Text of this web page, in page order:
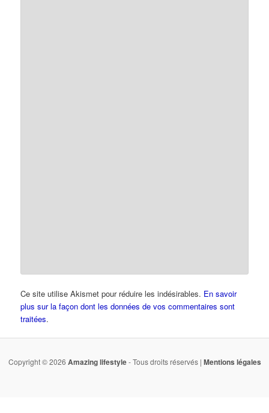
Ce site utilise Akismet pour réduire les indésirables. En savoir
plus sur la façon dont les données de vos commentaires sont
traitées.
Copyright © 2026 Amazing lifestyle- Tous droits réservés | Mentions légales